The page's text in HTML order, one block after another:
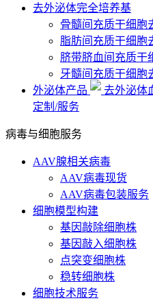
去外泌体完全培养基
骨髓间充质干细胞
脂肪间充质干细胞
脐带脐血间充质干
牙髓间充质干细胞
外泌体产品
去外泌体
定制/服务
病毒与细胞服务
AAV腺相关病毒
AAV病毒现货
AAV病毒包装服务
细胞模型构建
基因敲除细胞株
基因敲入细胞株
点突变细胞株
稳转细胞株
细胞技术服务